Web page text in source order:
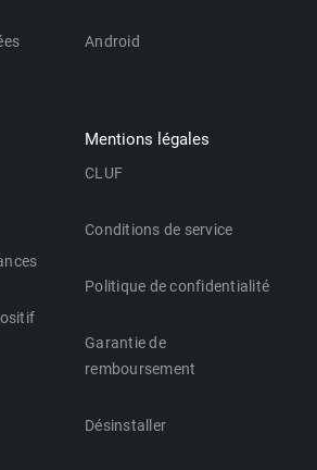
Android
Mentions légales
CLUF
Conditions de service
Politique de confidentialité
Garantie de
remboursement
Désinstaller